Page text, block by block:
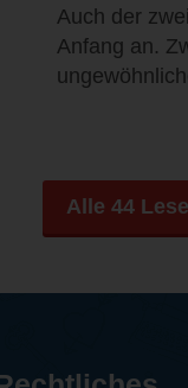
Auch der
Anfang an.
Alle 44